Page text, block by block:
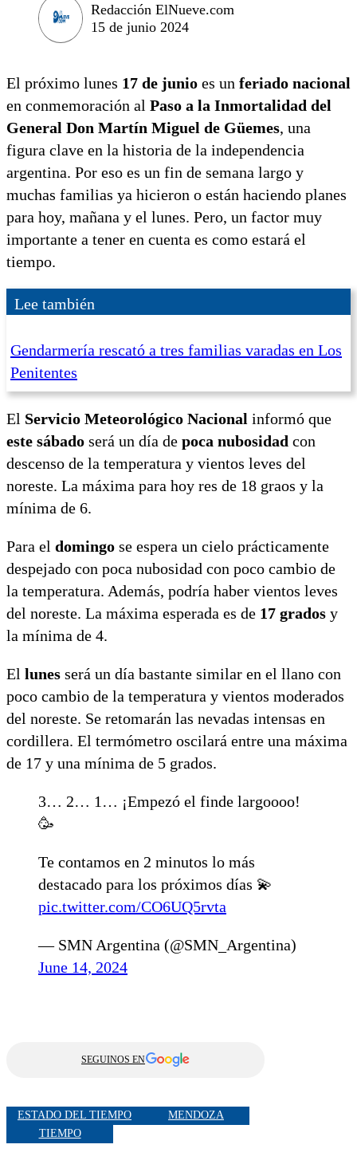
Redacción ElNueve.com
15 de junio 2024
El próximo lunes 17 de junio es un feriado nacional
en conmemoración al Paso a la Inmortalidad del
General Don Martín Miguel de Güemes, una
figura clave en la historia de la independencia
argentina. Por eso es un fin de semana largo y
muchas familias ya hicieron o están haciendo planes
para hoy, mañana y el lunes. Pero, un factor muy
importante a tener en cuenta es como estará el
tiempo.
Lee también
Gendarmería rescató a tres familias varadas en Los
Penitentes
El Servicio Meteorológico Nacional informó que
este sábado será un día de poca nubosidad con
descenso de la temperatura y vientos leves del
noreste. La máxima para hoy res de 18 graos y la
mínima de 6.
Para el domingo se espera un cielo prácticamente
despejado con poca nubosidad con poco cambio de
la temperatura. Además, podría haber vientos leves
del noreste. La máxima esperada es de 17 grados y
la mínima de 4.
El lunes será un día bastante similar en el llano con
poco cambio de la temperatura y vientos moderados
del noreste. Se retomarán las nevadas intensas en
cordillera. El termómetro oscilará entre una máxima
de 17 y una mínima de 5 grados.
3… 2… 1… ¡Empezó el finde largoooo!
🥳
Te contamos en 2 minutos lo más
destacado para los próximos días 💫
pic.twitter.com/CO6UQ5rvta
— SMN Argentina (@SMN_Argentina)
June 14, 2024
SEGUINOS EN
ESTADO DEL TIEMPO
MENDOZA
TIEMPO